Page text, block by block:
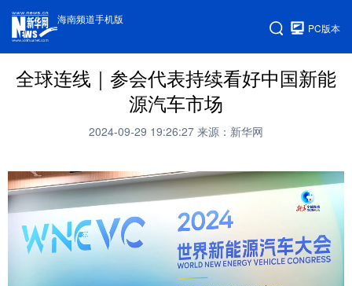
海南频道手机版
PC版本
全球连线｜参会代表持续看好中国新能
源汽车市场
2024-09-29 19:26:27 来源：新华网